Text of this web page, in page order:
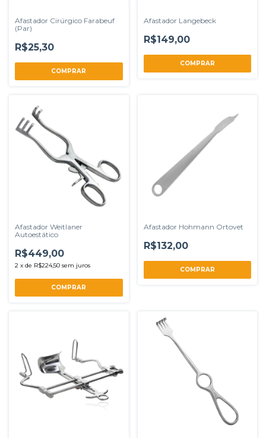
Afastador Cirúrgico Farabeuf
(Par)
R$25,30
COMPRAR
Afastador Langebeck
R$149,00
COMPRAR
Afastador Weitlaner
Autoestático
R$449,00
2 x de R$224,50 sem juros
COMPRAR
Afastador Hohmann Ortovet
R$132,00
COMPRAR